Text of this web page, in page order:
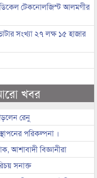
টেকনোলজিস্ট আলমগীর
সংখ্যা ২৭ লক্ষ ১৫ হাজার
খবর
রেনু
পরিকল্পনা ।
আশাবাদী বিজ্ঞানীরা
সনাক্ত